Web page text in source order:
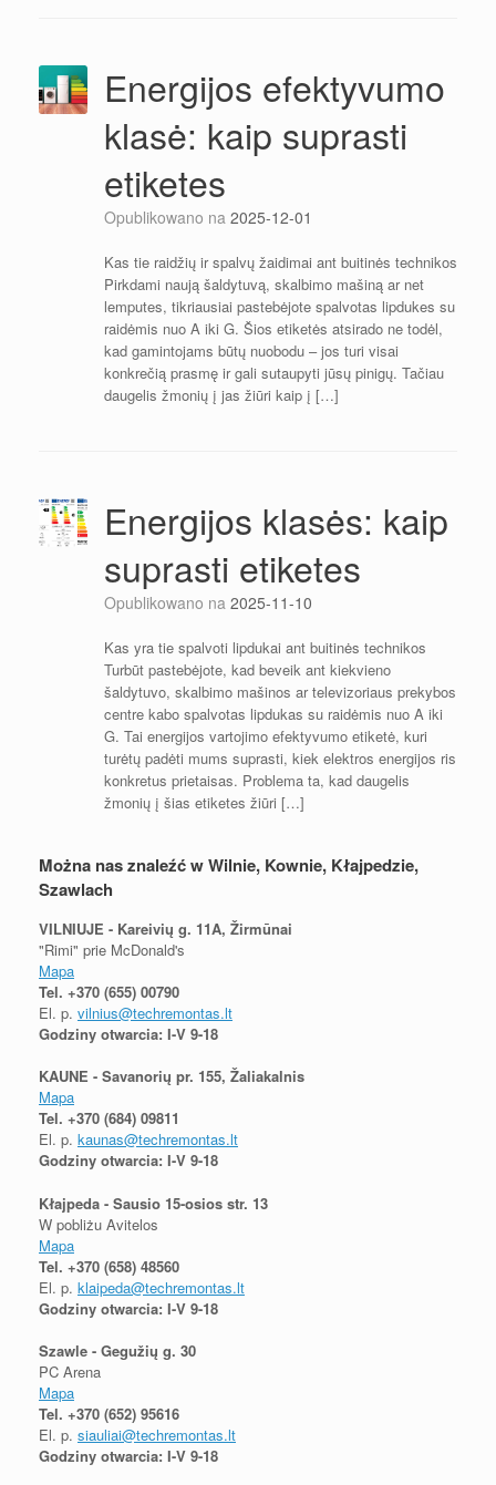
Energijos efektyvumo
klasė: kaip suprasti
etiketes
Opublikowano na 2025-12-01
Kas tie raidžių ir spalvų žaidimai ant buitinės technikos
Pirkdami naują šaldytuvą, skalbimo mašiną ar net
lemputes, tikriausiai pastebėjote spalvotas lipdukes su
raidėmis nuo A iki G. Šios etiketės atsirado ne todėl,
kad gamintojams būtų nuobodu – jos turi visai
konkrečią prasmę ir gali sutaupyti jūsų pinigų. Tačiau
daugelis žmonių į jas žiūri kaip į […]
Energijos klasės: kaip
suprasti etiketes
Opublikowano na 2025-11-10
Kas yra tie spalvoti lipdukai ant buitinės technikos
Turbūt pastebėjote, kad beveik ant kiekvieno
šaldytuvo, skalbimo mašinos ar televizoriaus prekybos
centre kabo spalvotas lipdukas su raidėmis nuo A iki
G. Tai energijos vartojimo efektyvumo etiketė, kuri
turėtų padėti mums suprasti, kiek elektros energijos ris
konkretus prietaisas. Problema ta, kad daugelis
žmonių į šias etiketes žiūri […]
Można nas znaleźć w Wilnie, Kownie, Kłajpedzie,
Szawlach
VILNIUJE - Kareivių g. 11A, Žirmūnai
"Rimi" prie McDonald's
Mapa
Tel. +370 (655) 00790
El. p. vilnius@techremontas.lt
Godziny otwarcia: I-V 9-18
KAUNE - Savanorių pr. 155, Žaliakalnis
Mapa
Tel. +370 (684) 09811
El. p. kaunas@techremontas.lt
Godziny otwarcia: I-V 9-18
Kłajpeda - Sausio 15-osios str. 13
W pobliżu Avitelos
Mapa
Tel. +370 (658) 48560
El. p. klaipeda@techremontas.lt
Godziny otwarcia: I-V 9-18
Szawle - Gegužių g. 30
PC Arena
Mapa
Tel. +370 (652) 95616
El. p. siauliai@techremontas.lt
Godziny otwarcia: I-V 9-18